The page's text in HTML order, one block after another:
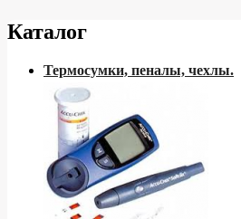
Каталог
Термосумки, пеналы, чехлы.